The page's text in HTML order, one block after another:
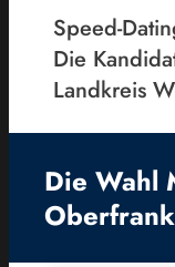
Speed-
Die
Landkreis
Die Wahl